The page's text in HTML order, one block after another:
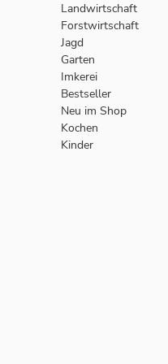
Landwirtschaft
Forstwirtschaft
Jagd
Garten
Imkerei
Bestseller
Neu im Shop
Kochen
Kinder